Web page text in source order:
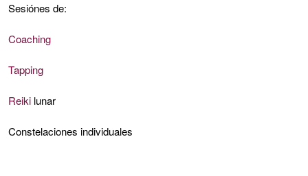
Sesiónes de:
Coaching
Tapping
Reiki lunar
Constelaciones individuales